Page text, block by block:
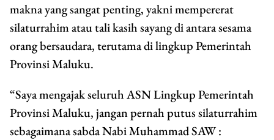
makna yang sangat penting, yakni mempererat
silaturrahim atau tali kasih sayang di antara sesama
orang bersaudara, terutama di lingkup Pemerintah
Provinsi Maluku.
“Saya mengajak seluruh ASN Lingkup Pemerintah
Provinsi Maluku, jangan pernah putus silaturrahim
sebagaimana sabda Nabi Muhammad SAW :